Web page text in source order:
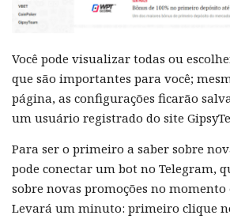
Você pode visualizar todas ou
que são importantes para você;
página, as configurações ficarão
um usuário registrado do site
Para ser o primeiro a saber sobre
pode conectar um bot no Telegram,
sobre novas promoções no momento
Levará um minuto: primeiro clique